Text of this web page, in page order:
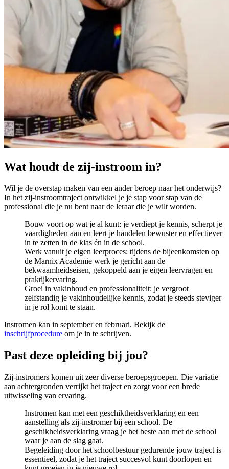
Wat houdt de zij-instroom in?
Wil je de overstap maken van een ander beroep naar het onderwijs?
In het zij-instroomtraject ontwikkel je je stap voor stap van de
professional die je nu bent naar de leraar die je wilt worden.
Bouw voort op wat je al kunt: je verdiept je kennis, scherpt je
vaardigheden aan en leert je handelen bewuster en effectiever
in te zetten in de klas én in de school.
Werk vanuit je eigen leerproces: tijdens de bijeenkomsten op
de Marnix Academie werk je gericht aan de
bekwaamheidseisen, gekoppeld aan je eigen leervragen en
praktijkervaring.
Groei in vakinhoud en professionaliteit: je vergroot
zelfstandig je vakinhoudelijke kennis, zodat je steeds steviger
in je rol komt te staan.
Instromen kan in september en februari. Bekijk de
inschrijfprocedure om je in te schrijven.
Past deze opleiding bij jou?
Zij-instromers komen uit zeer diverse beroepsgroepen. Die variatie
aan achtergronden verrijkt het traject en zorgt voor een brede
uitwisseling van ervaring.
Instromen kan met een geschiktheidsverklaring en een
aanstelling als zij-instromer bij een school. De
geschikheidsverklaring vraag je het beste aan met de school
waar je aan de slag gaat.
Begeleiding door het schoolbestuur gedurende jouw traject is
essentieel, zodat je het traject succesvol kunt doorlopen en